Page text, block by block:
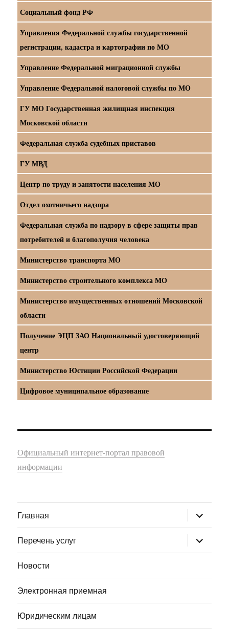
Социальный фонд РФ
Управления Федеральной службы государственной
регистрации, кадастра и картографии по МО
Управление Федеральной миграционной службы
Управление Федеральной налоговой службы по МО
ГУ МО Государственная жилищная инспекция
Московской области
Федеральная служба судебных приставов
ГУ МВД
Центр по труду и занятости населения МО
Отдел охотничьего надзора
Федеральная служба по надзору в сфере защиты прав
потребителей и благополучия человека
Министерство транспорта МО
Министерство строительного комплекса МО
Министерство имущественных отношений Московской
области
Получение ЭЦП ЗАО Национальный удостоверяющий
центр
Министерство Юстиции Российской Федерации
Цифровое муниципальное образование
Официальный интернет-портал правовой
информации
Главная раскрыть
дочернее
меню
Перечень услуг
раскрыть
дочернее
меню
Новости
Электронная приемная
Юридическим лицам